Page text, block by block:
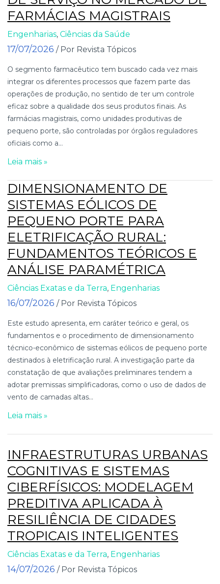
FARMÁCIAS MAGISTRAIS
Engenharias, Ciências da Saúde
17/07/2026 / Por Revista Tópicos
O segmento farmacêutico tem buscado cada vez mais
integrar os diferentes processos que fazem parte das
operações de produção, no sentido de ter um controle
eficaz sobre a qualidade dos seus produtos finais. As
farmácias magistrais, como unidades produtivas de
pequeno porte, são controladas por órgãos reguladores
oficiais como a...
Leia mais »
DIMENSIONAMENTO DE
SISTEMAS EÓLICOS DE
PEQUENO PORTE PARA
ELETRIFICAÇÃO RURAL:
FUNDAMENTOS TEÓRICOS E
ANÁLISE PARAMÉTRICA
Ciências Exatas e da Terra, Engenharias
16/07/2026 / Por Revista Tópicos
Este estudo apresenta, em caráter teórico e geral, os
fundamentos e o procedimento de dimensionamento
técnico-econômico de sistemas eólicos de pequeno porte
destinados à eletrificação rural. A investigação parte da
constatação de que avaliações preliminares tendem a
adotar premissas simplificadoras, como o uso de dados de
vento de camadas altas...
Leia mais »
INFRAESTRUTURAS URBANAS
COGNITIVAS E SISTEMAS
CIBERFÍSICOS: MODELAGEM
PREDITIVA APLICADA À
RESILIÊNCIA DE CIDADES
TROPICAIS INTELIGENTES
Ciências Exatas e da Terra, Engenharias
14/07/2026 / Por Revista Tópicos